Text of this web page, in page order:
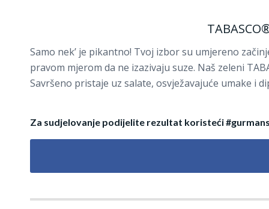
Samo nek’ je pikantno! Tvoj izbor su umjereno
pravom mjerom da ne izazivaju suze. Naš zeleni
Savršeno pristaje uz salate, osvježavajuće umake i
Za sudjelovanje podijelite rezultat koristeći